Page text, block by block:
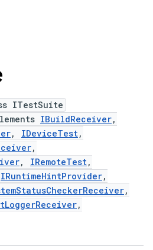
ITestSuite
IBuildReceiver,
, IDeviceTest,
,
, IRemoteTest,
IRuntimeHintProvider,
,
,